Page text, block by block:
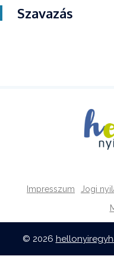
Szavazás
Impresszum Jogi
© 2026